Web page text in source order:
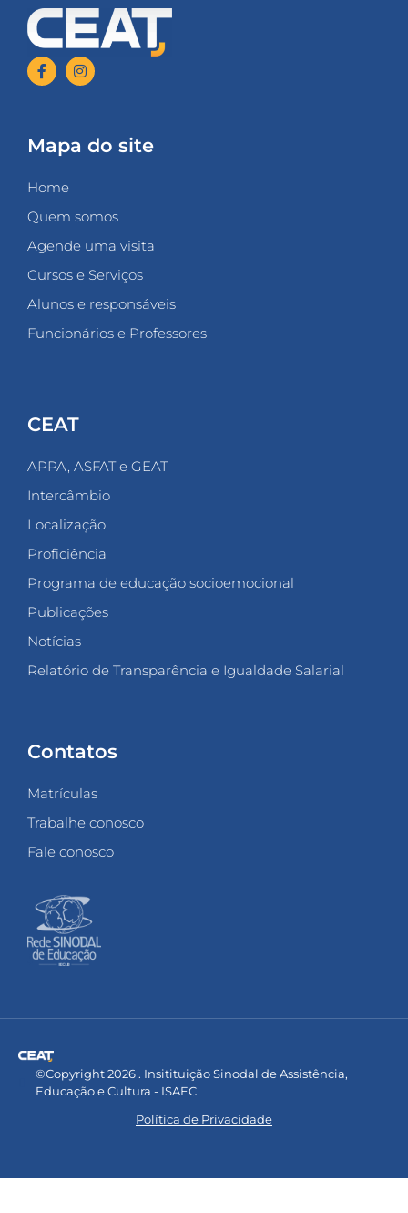
Mapa do site
Home
Quem somos
Agende uma visita
Cursos e Serviços
Alunos e responsáveis
Funcionários e Professores
CEAT
APPA, ASFAT e GEAT
Intercâmbio
Localização
Proficiência
Programa de educação socioemocional
Publicações
Notícias
Relatório de Transparência e Igualdade Salarial
Contatos
Matrículas
Trabalhe conosco
Fale conosco
©Copyright 2026 . Insitituição Sinodal de Assistência,
Educação e Cultura - ISAEC
Política de Privacidade